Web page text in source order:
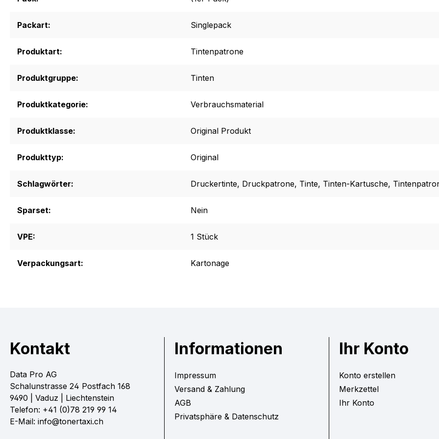
Packart: Singlepack
Produktart: Tintenpatrone
Produktgruppe: Tinten
Produktkategorie: Verbrauchsmaterial
Produktklasse: Original Produkt
Produkttyp: Original
Schlagwörter: Druckertinte, Druckpatrone, Tinte, Tinten-Kartusche,
Sparset: Nein
VPE: 1 Stück
Verpackungsart: Kartonage
Kontakt
Data Pro AG
Schalunstrasse 24 Postfach 168
9490 | Vaduz | Liechtenstein
Telefon: +41 (0)78 219 99 14
E-Mail: info@tonertaxi.ch
Informationen
Impressum
Versand & Zahlung
AGB
Privatsphäre & Datenschutz
Ihr Konto
Konto erstellen
Merkzettel
Ihr Konto